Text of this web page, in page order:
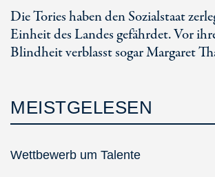
Die Tories haben den Sozialstaat
Einheit des Landes gefährdet. Vor
Blindheit verblasst sogar Margaret
MEISTGELESEN
Wettbewerb um Talente